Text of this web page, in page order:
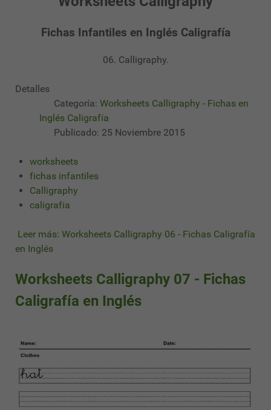
Fichas Infantiles en Inglés Caligrafía
06. Calligraphy.
Detalles
Categoría: Worksheets Calligraphy - Fichas en
Inglés Caligrafía
Publicado: 25 Noviembre 2015
worksheets
fichas infantiles
Calligraphy
caligrafia
Leer más: Worksheets Calligraphy 06 - Fichas Caligrafía
en Inglés
Worksheets Calligraphy 07 - Fichas
Caligrafía en Inglés